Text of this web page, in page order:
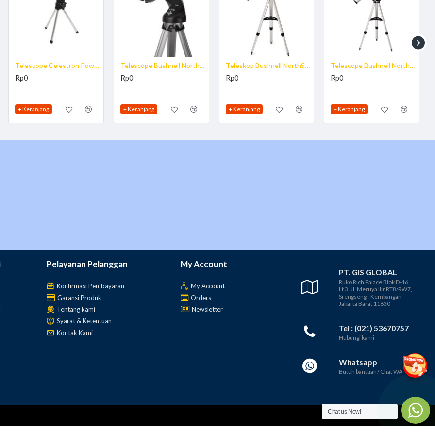
dan lengkapi peralatan pengamatan astronomi menjelajahi langit pada malam hari dengan mengunakan dengan Telescope Bushnell
Indonesia, Jika membutuhkan Penawaran Harga hubungi sales kami Email
info@teknologisurvey.com atau (021) 53670757, 0812-
astronomis antara lain adalah transit, monokular, binokular, lensa kamera, atau keker. Teleskop memperbesar ukuran sudut benda, dan juga
Telescope Celestron PowerSeeker 50AZ
Rp0
+ Keranjang
Telescope Bushnell NorthStar 1300mmx100mm
Rp0
+ Keranjang
Teleskop Bushnell NorthStar 900mm x 4.5"
Rp0
+ Keranjang
Telescope Bushnell NorthStar 525 x 3
Rp0
+ Keranjang
Pelayanan Pelanggan
Konfirmasi Pembayaran
Garansi Produk
Tentang kami
Syarat & Ketentuan
Kontak Kami
My Account
My Account
Orders
Newsletter
PT. GIS GLOBAL
Ruko Rich Palace Blok D-16
Lt 3, Jl. Meruya Ilir RT8/RW7,
Srengseng - Kembangan,
Jakarta Barat 11630
Tel : (021) 53670757
Hubungi kami
Whatsapp
Butuh bantuan? Chat WA
Chat us Now!